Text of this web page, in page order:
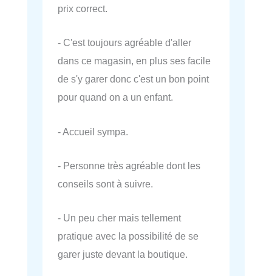
prix correct.
- C'est toujours agréable d'aller
dans ce magasin, en plus ses facile
de s'y garer donc c'est un bon point
pour quand on a un enfant.
- Accueil sympa.
- Personne très agréable dont les
conseils sont à suivre.
- Un peu cher mais tellement
pratique avec la possibilité de se
garer juste devant la boutique.